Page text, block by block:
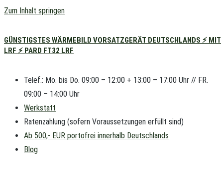
Zum Inhalt springen
GÜNSTIGSTES WÄRMEBILD VORSATZGERÄT DEUTSCHLANDS ⚡ MIT
LRF ⚡ PARD FT32 LRF
Telef.: Mo. bis Do. 09:00 – 12:00 + 13:00 – 17:00 Uhr // FR.
09:00 – 14:00 Uhr
Werkstatt
Ratenzahlung (sofern Voraussetzungen erfüllt sind)
Ab 500,- EUR portofrei innerhalb Deutschlands
Blog